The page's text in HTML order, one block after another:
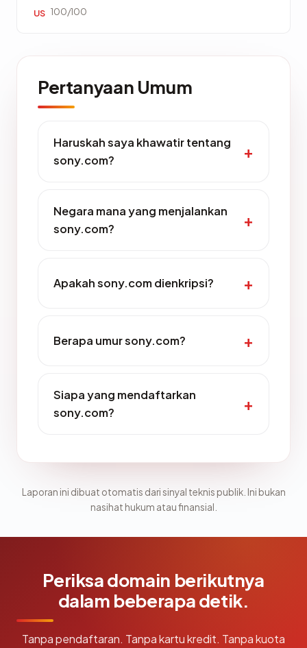
US 100/100
Pertanyaan Umum
Haruskah saya khawatir tentang
sony.com?
Negara mana yang menjalankan
sony.com?
Apakah sony.com dienkripsi?
Berapa umur sony.com?
Siapa yang mendaftarkan
sony.com?
Laporan ini dibuat otomatis dari sinyal teknis publik. Ini bukan
nasihat hukum atau finansial.
Periksa domain berikutnya
dalam beberapa detik.
Tanpa pendaftaran. Tanpa kartu kredit. Tanpa kuota